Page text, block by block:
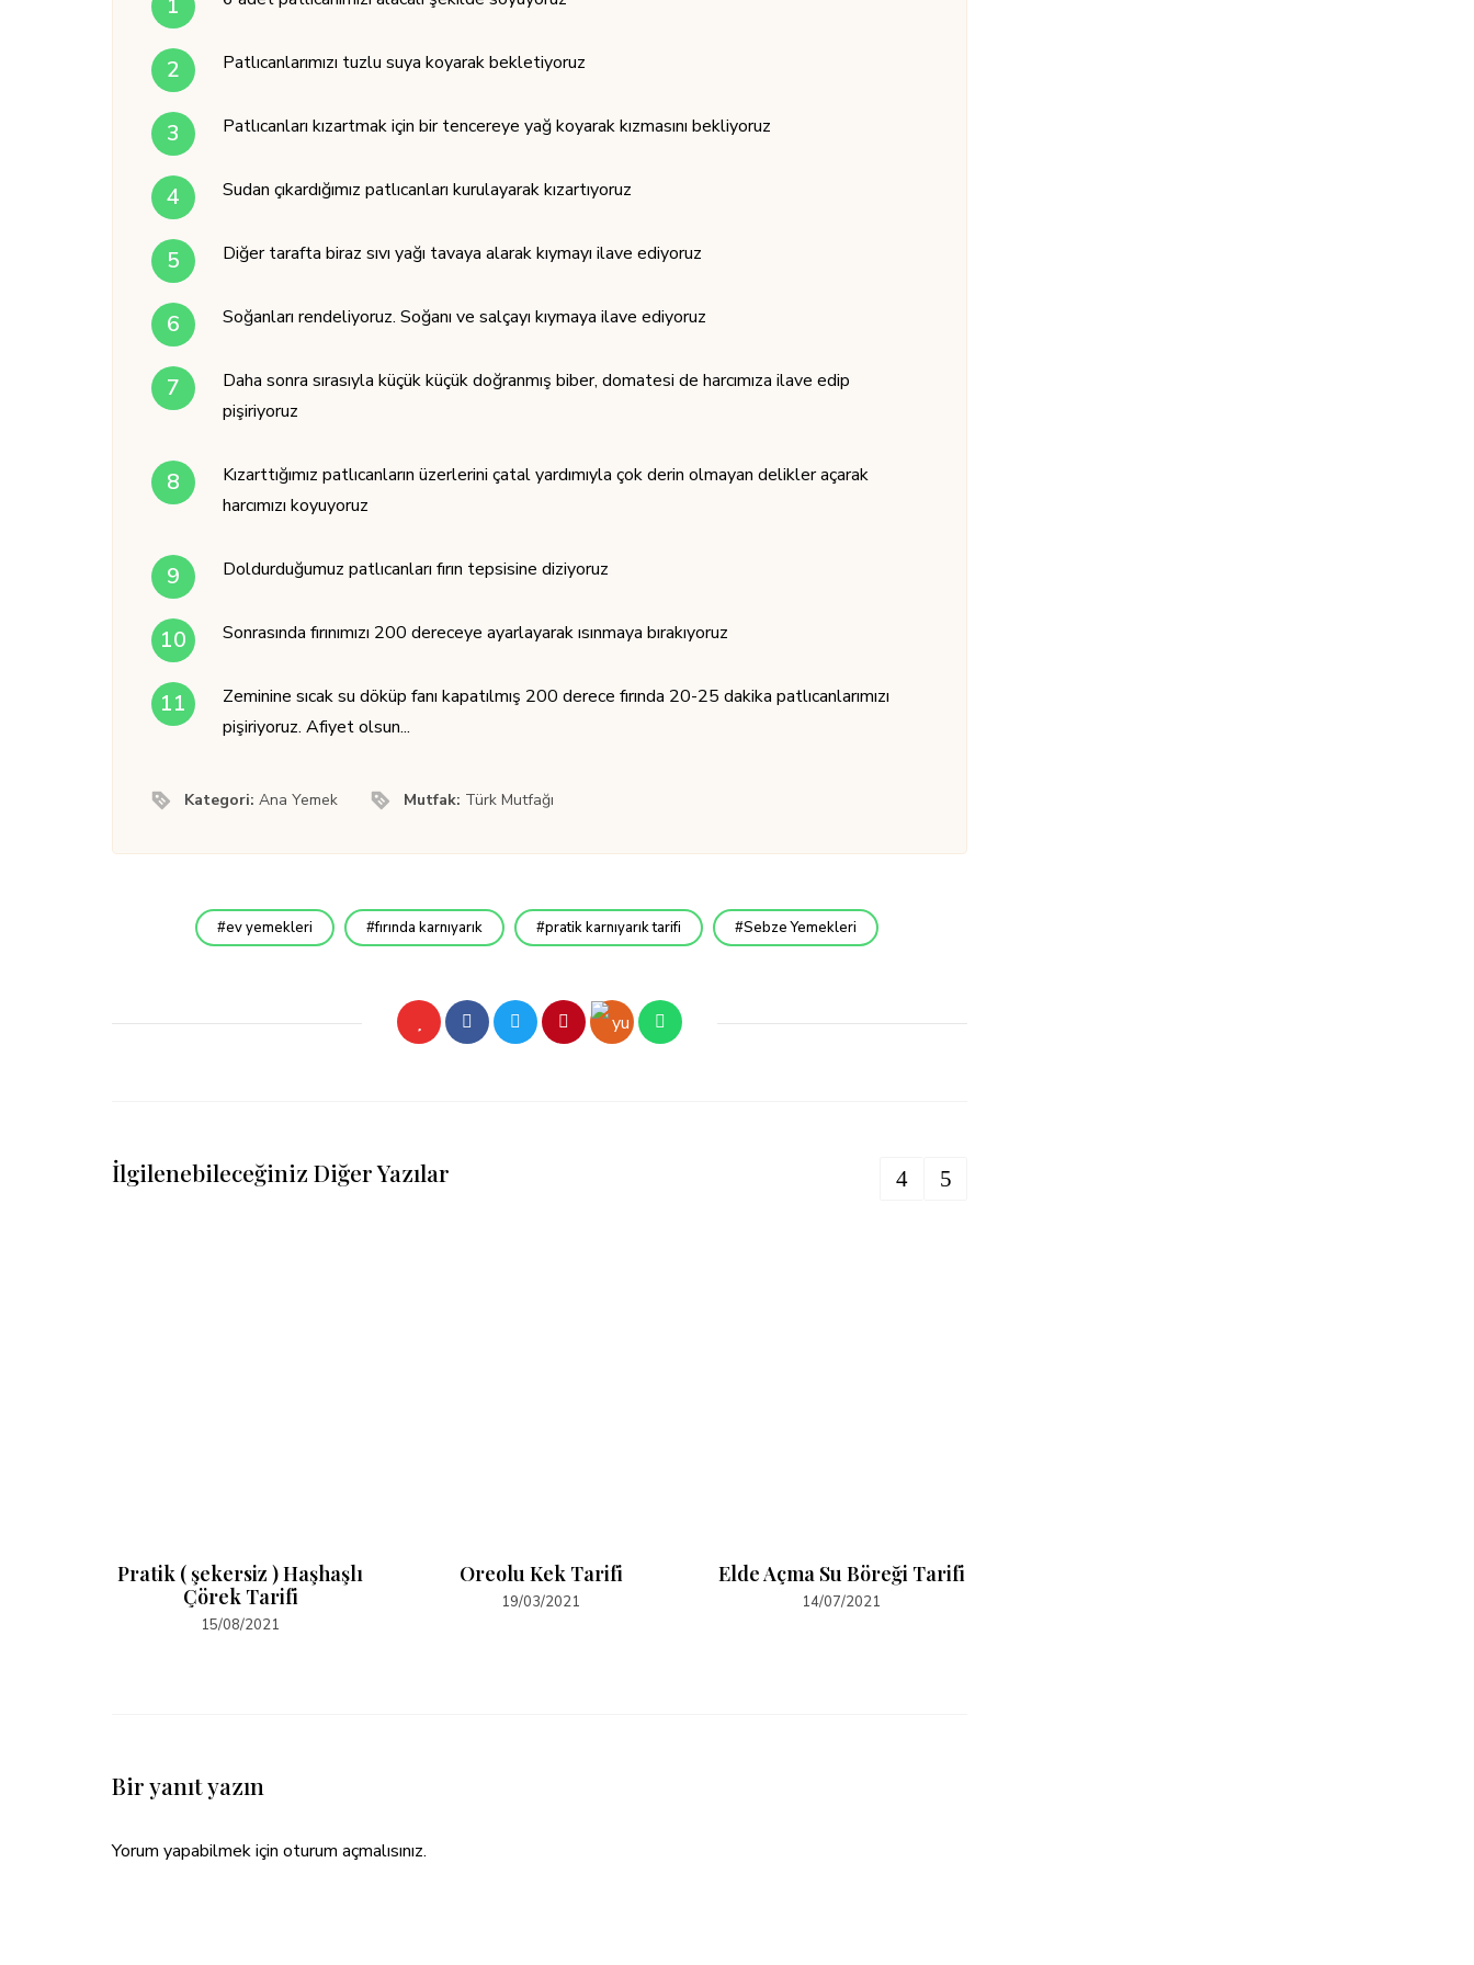
Patlıcanlarımızı tuzlu suya koyarak bekletiyoruz
Patlıcanları kızartmak için bir tencereye yağ koyarak kızmasını bekliyoruz
Sudan çıkardığımız patlıcanları kurulayarak kızartıyoruz
Diğer tarafta biraz sıvı yağı tavaya alarak kıymayı ilave ediyoruz
Soğanları rendeliyoruz. Soğanı ve salçayı kıymaya ilave ediyoruz
Daha sonra sırasıyla küçük küçük doğranmış biber, domatesi de harcımıza ilave edip
pişiriyoruz
Kızarttığımız patlıcanların üzerlerini çatal yardımıyla çok derin olmayan delikler açarak
harcımızı koyuyoruz
Doldurduğumuz patlıcanları fırın tepsisine diziyoruz
Sonrasında fırınımızı 200 dereceye ayarlayarak ısınmaya bırakıyoruz
Zeminine sıcak su döküp fanı kapatılmış 200 derece fırında 20-25 dakika patlıcanlarımızı
pişiriyoruz. Afiyet olsun...
Kategori:Ana Yemek Mutfak: Türk Mutfağı
ev yemekleri fırında karnıyarık pratik karnıyarık tarifi Sebze Yemekleri
İlgilenebileceğiniz Diğer Yazılar
Pratik ( şekersiz ) Haşhaşlı
Çörek Tarifi
15/08/2021
Oreolu Kek Tarifi
19/03/2021
Elde Açma Su Böreği Tarifi
14/07/2021
Bir yanıt yazın
Yorum yapabilmek için oturum açmalısınız.